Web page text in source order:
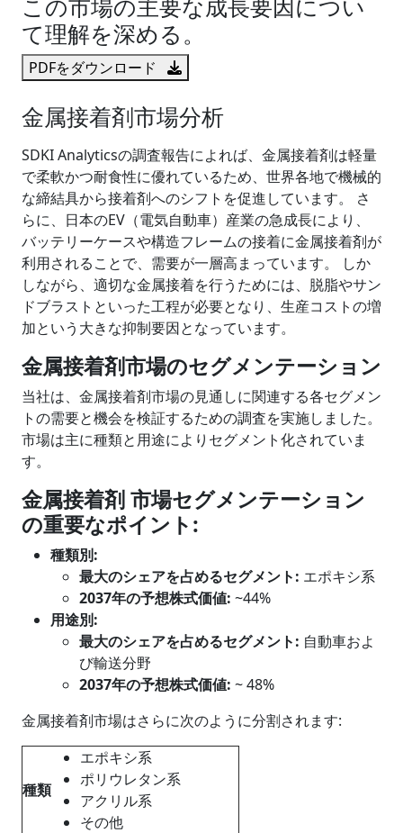
この市場の主要な成長要因につい
て理解を深める。
PDFをダウンロード
金属接着剤市場分析
SDKI Analyticsの調査報告によれば、金属接着剤は軽量
で柔軟かつ耐食性に優れているため、世界各地で機械的
な締結具から接着剤へのシフトを促進しています。 さ
らに、日本のEV（電気自動車）産業の急成長により、
バッテリーケースや構造フレームの接着に金属接着剤が
利用されることで、需要が一層高まっています。 しか
しながら、適切な金属接着を行うためには、脱脂やサン
ドブラストといった工程が必要となり、生産コストの増
加という大きな抑制要因となっています。
金属接着剤市場のセグメンテーション
当社は、金属接着剤市場の見通しに関連する各セグメン
トの需要と機会を検証するための調査を実施しました。
市場は主に種類と用途によりセグメント化されていま
す。
金属接着剤 市場セグメンテーション
の重要なポイント:
種類別:
最大のシェアを占めるセグメント: エポキシ系
2037年の予想株式価値: ~44%
用途別:
最大のシェアを占めるセグメント: 自動車およ
び輸送分野
2037年の予想株式価値: ~ 48%
金属接着剤市場はさらに次のように分割されます:
種類
エポキシ系
ポリウレタン系
アクリル系
その他